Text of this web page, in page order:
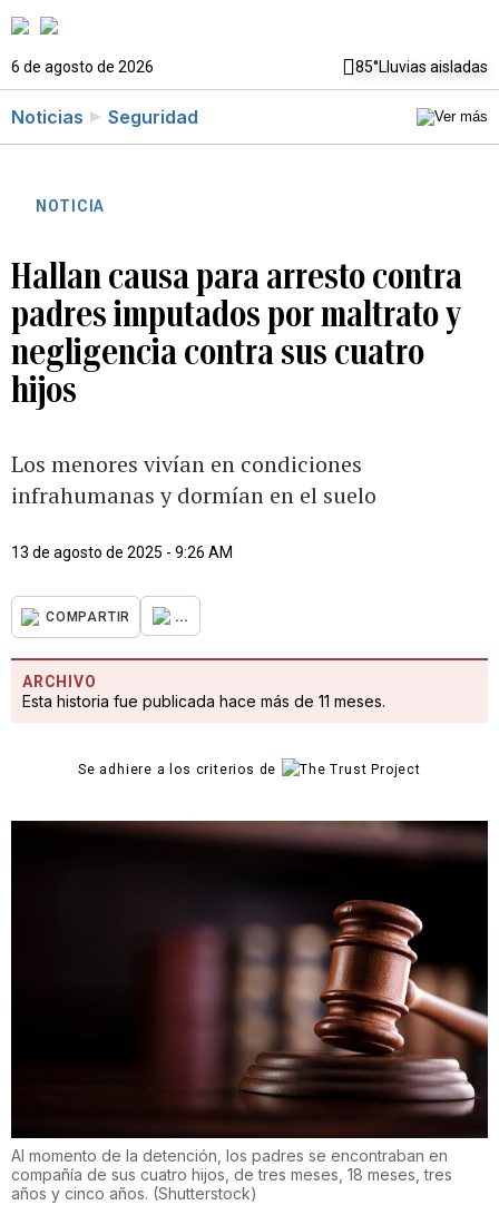
6 de agosto de 2026 85°Lluvias aisladas
Noticias Seguridad
NOTICIA
Hallan causa para arresto contra
padres imputados por maltrato y
negligencia contra sus cuatro
hijos
Los menores vivían en condiciones
infrahumanas y dormían en el suelo
13 de agosto de 2025 - 9:26 AM
COMPARTIR ...
ARCHIVO
Esta historia fue publicada hace más de 11 meses.
Se adhiere a los criterios de
Al momento de la detención, los padres se encontraban en
compañía de sus cuatro hijos, de tres meses, 18 meses, tres
años y cinco años. (Shutterstock)